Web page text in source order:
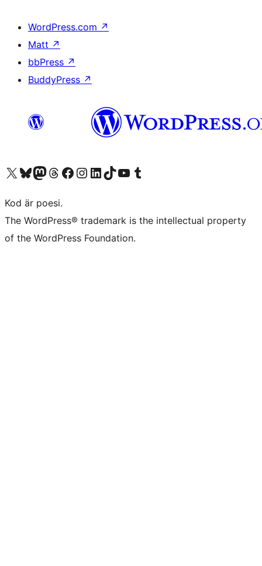
WordPress.com ↗
Matt ↗
bbPress ↗
BuddyPress ↗
Besök vår X-konto (f.d. Twitter)
Besök vårt Bluesky-konto
Besök vårt Mastodon-konto
Besök vårt Thread-konto
Besök vår Facebook-sidaBesök vårt Instagram-konto
Besök vårt LinkedIn-konto
Besök vårt TikTok-konto
Besök vår YouTube-kanalBesök vårt Tumblr-konto
Kod är poesi.
The WordPress® trademark is the intellectual property
of the WordPress Foundation.